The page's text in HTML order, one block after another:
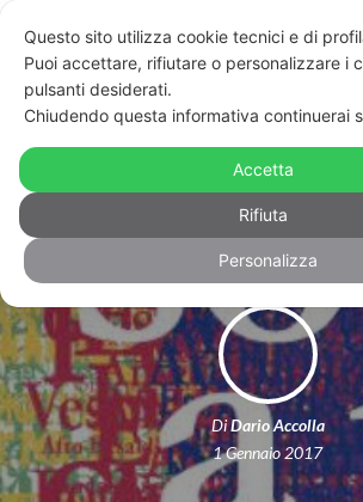
L’incontro tra arte e
mostra al
DiDario Accolla
1 Gennaio 2017
Questo sito utilizza cookie tecnici e di
Puoi accettare, rifiutare o personalizzare i
pulsanti desiderati.
Chiudendo questa informativa continuerai
Accetta
Rifiuta
Personalizza